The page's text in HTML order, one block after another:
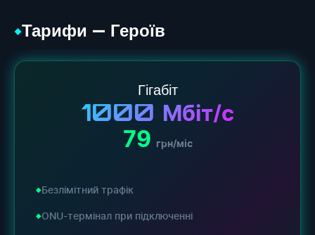
◆Тарифи — Героїв
Гігабіт
1000 Мбіт/с
79 грн/міс
Безлімітний трафік
ONU-термінал при підключенні